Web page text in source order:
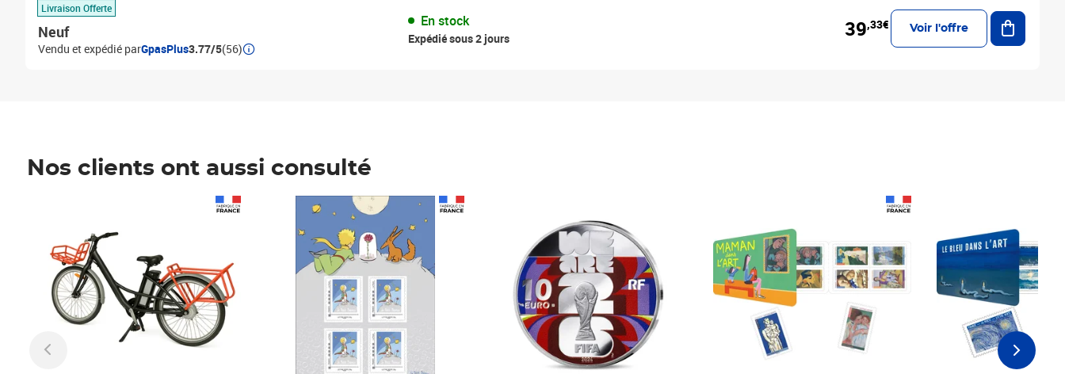
Livraison Offerte
Neuf
Vendu et expédié parGpasPlus3.77/5(56)
En stock
Expédié sous 2 jours 39,33€ Voir l'offre
Ajouter
Nos clients ont aussi consulté
Prix 7,50€